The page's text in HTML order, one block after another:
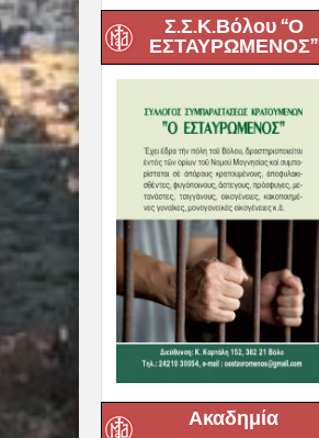
Σ.Σ.Κ.Βόλου “Ο
ΕΣΤΑΥΡΩΜΕΝΟΣ”
Ακαδημία